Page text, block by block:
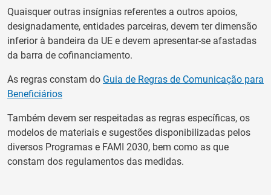
Quaisquer outras insígnias referentes a outros apoios,
designadamente, entidades parceiras, devem ter dimensão
inferior à bandeira da UE e devem apresentar-se afastadas
da barra de cofinanciamento.
As regras constam do Guia de Regras de Comunicação para
Beneficiários
Também devem ser respeitadas as regras específicas, os
modelos de materiais e sugestões disponibilizadas pelos
diversos Programas e FAMI 2030, bem como as que
constam dos regulamentos das medidas.